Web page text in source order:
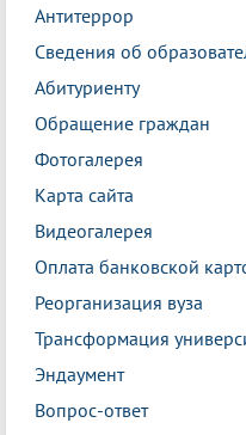
Антитеррор
Сведения об
Абитуриенту
Обращение граждан
Фотогалерея
Карта сайта
Видеогалерея
Оплата банковской
Реорганизация вуза
Трансформация
Эндаумент
Вопрос-ответ